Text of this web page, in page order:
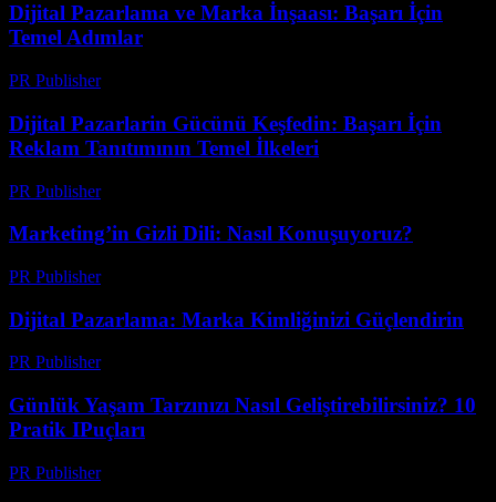
Dijital Pazarlama ve Marka İnşaası: Başarı İçin
Temel Adımlar
PR Publisher-
Dijital Pazarlarin Gücünü Keşfedin: Başarı İçin
Reklam Tanıtımının Temel İlkeleri
PR Publisher-
Marketing’in Gizli Dili: Nasıl Konuşuyoruz?
PR Publisher-
Dijital Pazarlama: Marka Kimliğinizi Güçlendirin
PR Publisher-
Günlük Yaşam Tarzınızı Nasıl Geliştirebilirsiniz? 10
Pratik IPuçları
PR Publisher-